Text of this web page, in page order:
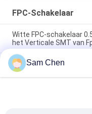
FPC-Schakelaar
Witte FPC-schakelaar
het Verticale SMT van
1.0 mm-de Hoogtefpc
3.0mm Hoogte 25 in te
Contact
1.0 mm-Hoogtefpc
Sam Chen